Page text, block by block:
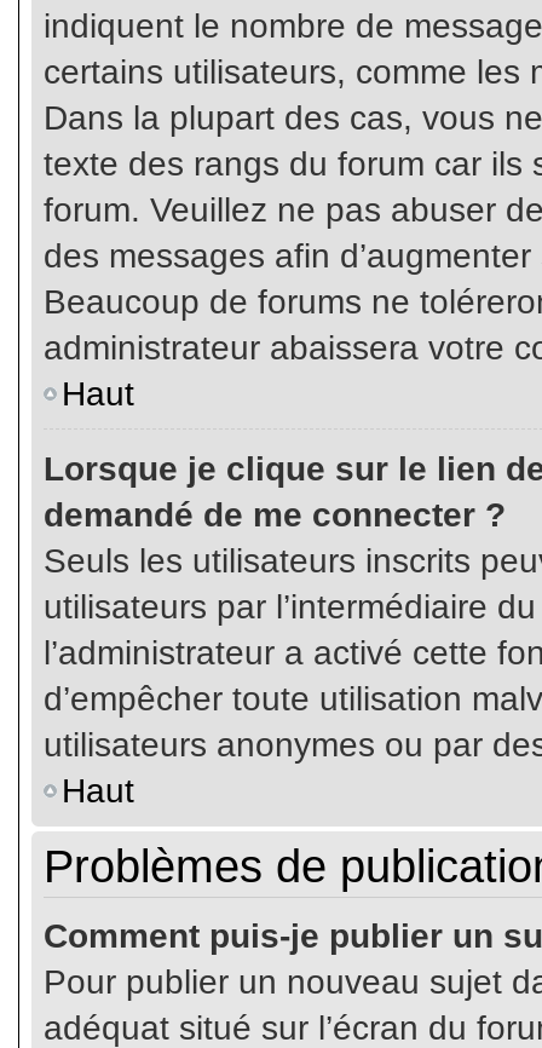
indiquent le nombre de
certains utilisateurs, comme les
Dans la plupart des cas, vous
texte des rangs du forum car ils
forum. Veuillez ne pas abuser
des messages afin
Beaucoup de forums ne
administrateur abaissera votre
Haut
Lorsque je clique sur le lien
demandé de me connecter ?
Seuls les utilisateurs inscrits
utilisateurs par l’intermédiaire
l’administrateur a activé cette
d’empêcher toute utilisation
utilisateurs anonymes ou par
Haut
Problèmes de
Comment puis-je publier un
Pour publier un nouveau sujet
adéquat situé sur l’écran du